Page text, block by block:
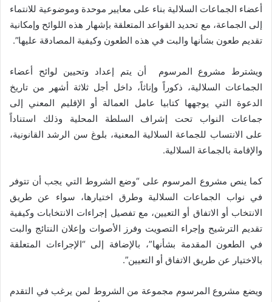
أعضاء الجماعات السلالية بناء على معايير موحدة وموضوعية للانتماء
إلى الجماعة، مع تحديد القواعد المتعلقة بإشهار هذه اللوائح وإمكانية
تقديم طعون بشأنها والبت في هذه الطعون وكيفية المصادقة عليها”.
ويشترط مشروع المرسوم أن يتم إعداد وتحيين لوائح أعضاء
الجماعات السلالية، ذكوراً وإناثاً، داخل أجل ثلاثة أشهر من تاريخ
الدعوة التي يوجهها كتابيا عامل العمالة أو الإقليم المعني إلى
جماعات النواب تحت إشراف السلطة المحلية وذلك استناداً
على الانتساب للجماعة السلالية المعنية، بلوغ سن الرشد القانونية،
والإقامة بالجماعة السلالية.
كما ينص مشروع المرسوم على “وضع الشروط التي يجب أن تتوفر
في نواب الجماعات السلالية وطرق اختيارها، سواء عن طريق
الانتخاب أو الاتفاق أو التعيين، مع تفصيل إجراءات الانتخابات وكيفية
تقديم الترشيح وإجراء التصويت وفرز الأصوات وإعلان النتائج والبت
في الطعون المقدمة بشأنها”، بالإضافة إلى “الإجراءات المتعلقة
بالاختيار عن طريق الاتفاق أو التعيين”.
ويضع مشروع المرسوم مجموعة من الشروط لمن يرغب في التقدم